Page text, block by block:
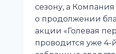
сезону, а
о продолжении
акции «Голевая
проводится уже 4-